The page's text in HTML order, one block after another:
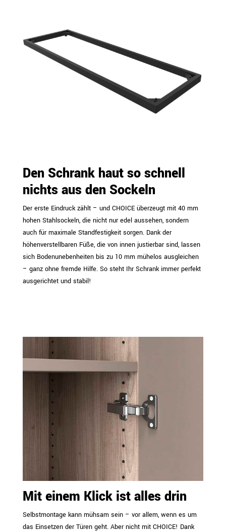
Den Schrank haut so schnell
nichts aus den Sockeln
Der erste Eindruck zählt – und CHOICE überzeugt mit 40 mm
hohen Stahlsockeln, die nicht nur edel aussehen, sondern
auch für maximale Standfestigkeit sorgen. Dank der
höhenverstellbaren Füße, die von innen justierbar sind, lassen
sich Bodenunebenheiten bis zu 10 mm mühelos ausgleichen
– ganz ohne fremde Hilfe. So steht Ihr Schrank immer perfekt
ausgerichtet und stabil!
Mit einem Klick ist alles drin
Selbstmontage kann mühsam sein – vor allem, wenn es um
das Einsetzen der Türen geht. Aber nicht mit CHOICE! Dank